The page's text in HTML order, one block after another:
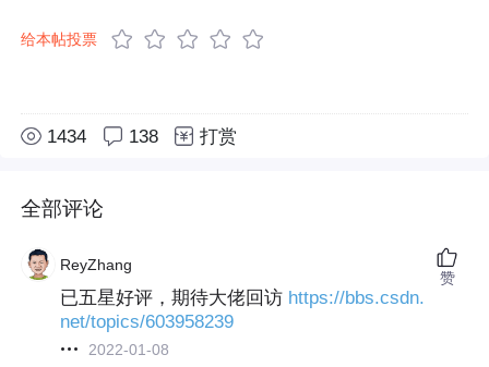
给本帖投票
1434 138 打赏
全部评论
ReyZhang
已五星好评，期待大佬回访 https://bbs.csdn.
net/topics/603958239
2022-01-08
赞